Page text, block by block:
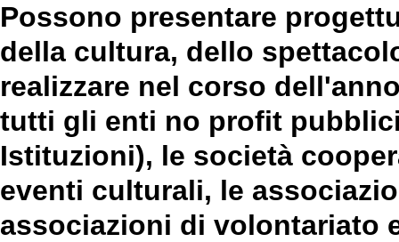
Possono presentare
della cultura, dello
realizzare nel corso
tutti gli enti no profit
Istituzioni), le società
eventi culturali, le
associazioni di volontariato